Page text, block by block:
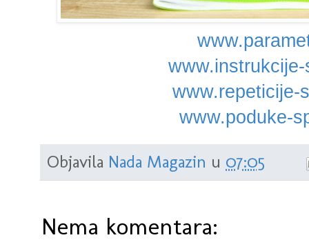
www.repeticije-
www.poduke-
Objavila Nada Magazin u 07:05
Nema komentara: